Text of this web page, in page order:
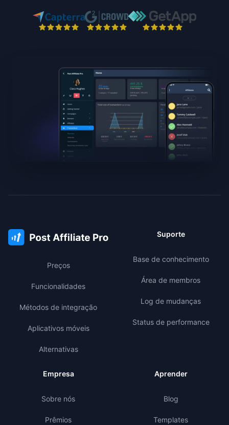
Preços
Funcionalidades
Métodos de integração
Aplicativos móveis
Alternativas
Suporte
Base de conhecimento
Área de membros
Log de mudanças
Status de performance
Empresa
Sobre nós
Prêmios
Aprender
Blog
Templates